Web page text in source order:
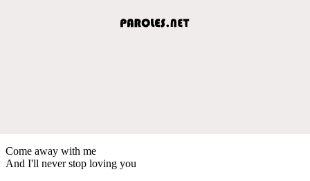
Come away with me
And I'll never stop loving you